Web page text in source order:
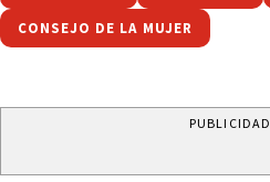
CONSEJO DE LA MUJER
PUBLICIDAD